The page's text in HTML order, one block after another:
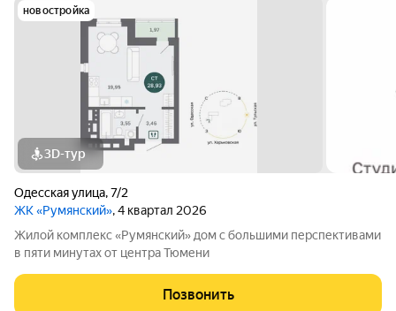
новостройка
3D-тур
Одесская улица,7/2
ЖК «Румянский», 4 квартал 2026
Жилой комплекс «Румянский» дом с большими перспективами
в пяти минутах от центра Тюмени
Позвонить